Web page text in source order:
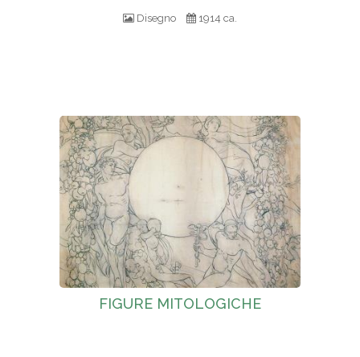
Disegno 1914 ca.
FIGURE MITOLOGICHE